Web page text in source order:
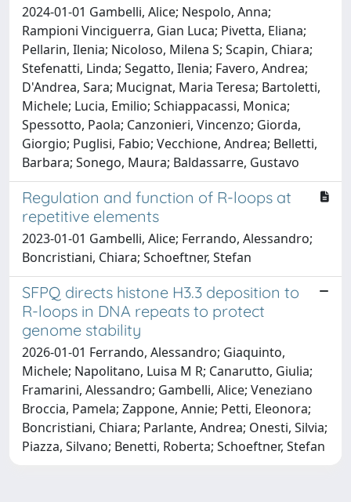
2024-01-01 Gambelli, Alice; Nespolo, Anna;
Rampioni Vinciguerra, Gian Luca; Pivetta, Eliana;
Pellarin, Ilenia; Nicoloso, Milena S; Scapin, Chiara;
Stefenatti, Linda; Segatto, Ilenia; Favero, Andrea;
D'Andrea, Sara; Mucignat, Maria Teresa; Bartoletti,
Michele; Lucia, Emilio; Schiappacassi, Monica;
Spessotto, Paola; Canzonieri, Vincenzo; Giorda,
Giorgio; Puglisi, Fabio; Vecchione, Andrea; Belletti,
Barbara; Sonego, Maura; Baldassarre, Gustavo
Regulation and function of R-loops at
repetitive elements
2023-01-01 Gambelli, Alice; Ferrando, Alessandro;
Boncristiani, Chiara; Schoeftner, Stefan
SFPQ directs histone H3.3 deposition to
R-loops in DNA repeats to protect
genome stability
2026-01-01 Ferrando, Alessandro; Giaquinto,
Michele; Napolitano, Luisa M R; Canarutto, Giulia;
Framarini, Alessandro; Gambelli, Alice; Veneziano
Broccia, Pamela; Zappone, Annie; Petti, Eleonora;
Boncristiani, Chiara; Parlante, Andrea; Onesti, Silvia;
Piazza, Silvano; Benetti, Roberta; Schoeftner, Stefan